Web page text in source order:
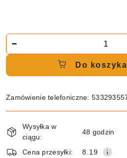
Do koszyka
Zamówienie telefoniczne:
i
dostawa
Wysyłka w
ciągu:
48 godzin
Cena przesyłki: 8.19